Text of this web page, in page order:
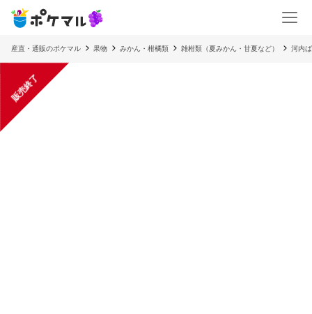
産直・通販のポケマル 果物 みかん・柑橘類 雑柑類（夏みかん・甘夏など） 河内
販売終了